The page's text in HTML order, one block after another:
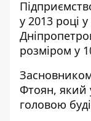
у 2013 році
розміром у
Фтоян, який
головою